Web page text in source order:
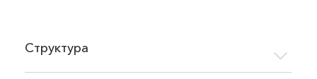
Структура